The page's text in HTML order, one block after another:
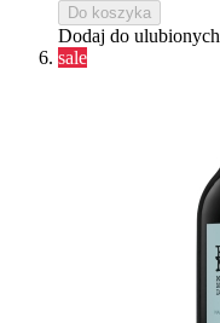
Do koszyka
Dodaj do ulubionych
sale